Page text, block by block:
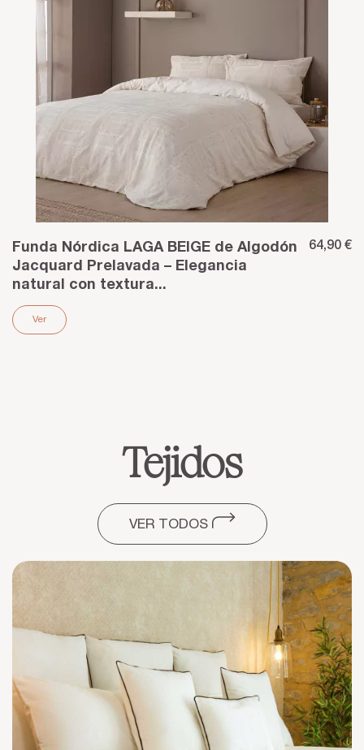
Funda Nórdica LAGA BEIGE de Algodón
Jacquard Prelavada – Elegancia
natural con textura...
64,90 €
Ver
Tejidos
VER TODOS